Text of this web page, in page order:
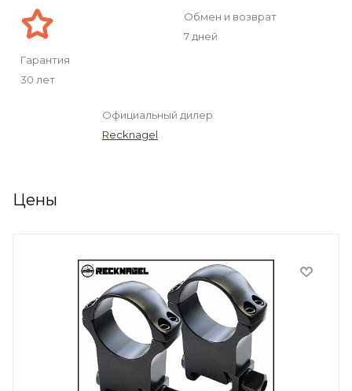
Гарантия
30 лет
Обмен и возврат
7 дней
Официальный дилер
Recknagel
Цены